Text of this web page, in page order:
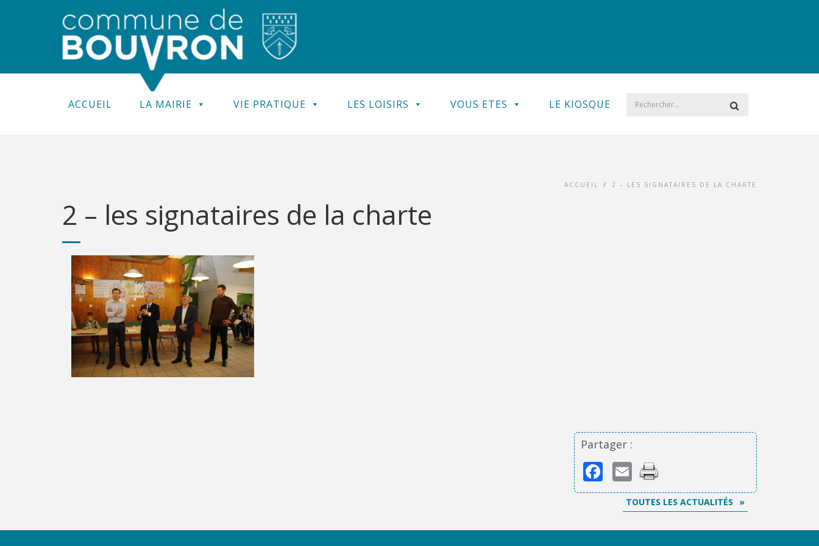
ACCUEIL LA MAIRIE VIE PRATIQUE LES LOISIRS VOUS ETES LE KIOSQUE
ACCUEIL / 2 – LES SIGNATAIRES DE LA CHARTE
2 – les signataires de la charte
Partager :
Facebook
Email
TOUTES LES ACTUALITÉS